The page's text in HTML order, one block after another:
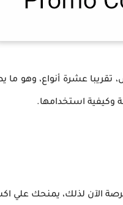
تقريبا عشرة أنواع، وهو
وكيفية استخدامها.
الآن لذلك، يمنحك علي